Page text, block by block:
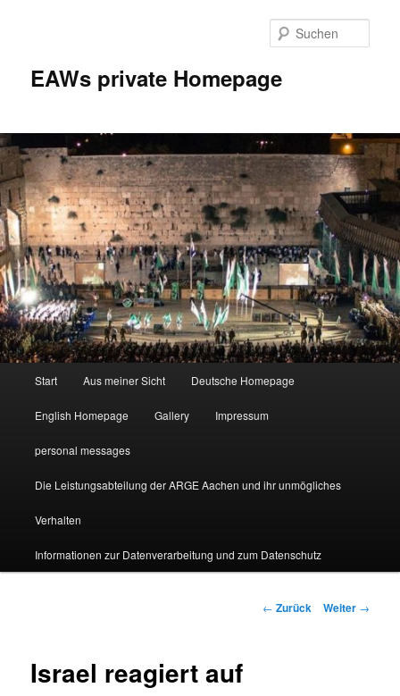
EAWs private Homepage
Start Aus meiner Sicht Deutsche Homepage
English Homepage Gallery Impressum
personal messages
Die Leistungsabteilung der ARGE Aachen und ihr unmögliches
Verhalten
Informationen zur Datenverarbeitung und zum Datenschutz
Beitragsnavigation
← Zurück Weiter →
Israel reagiert auf